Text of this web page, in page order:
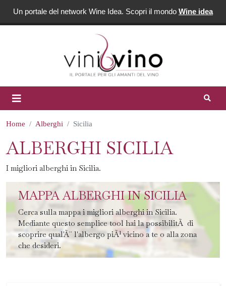
Un portale del network Wine Idea. Scopri il mondo Wine idea
Home Alberghi Sicilia
ALBERGHI SICILIA
I migliori alberghi in Sicilia.
MAPPA ALBERGHI IN SICILIA
Cerca sulla mappa i migliori alberghi in Sicilia.
Mediante questo semplice tool hai la possibilitÃ di
scoprire qual'Ã¨ l'albergo piÃ¹ vicino a te o alla zona
che desideri.